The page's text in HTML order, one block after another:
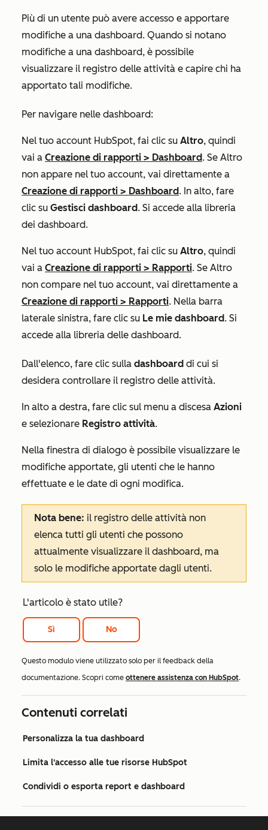
Più di un utente può avere accesso e apportare
modifiche a una dashboard. Quando si notano
modifiche a una dashboard, è possibile
visualizzare il registro delle attività e capire chi ha
apportato tali modifiche.
Per navigare nelle dashboard:
Nel tuo account HubSpot, fai clic su Altro, quindi
vai a Creazione di rapporti > Dashboard. Se Altro
non appare nel tuo account, vai direttamente a
Creazione di rapporti > Dashboard. In alto, fare
clic su Gestisci dashboard. Si accede alla libreria
dei dashboard.
Nel tuo account HubSpot, fai clic su Altro, quindi
vai a Creazione di rapporti > Rapporti. Se Altro
non compare nel tuo account, vai direttamente a
Creazione di rapporti > Rapporti. Nella barra
laterale sinistra, fare clic su Le mie dashboard. Si
accede alla libreria delle dashboard.
Dall'elenco, fare clic sulla dashboard di cui si
desidera controllare il registro delle attività.
In alto a destra, fare clic sul menu a discesa Azioni
e selezionare Registro attività.
Nella finestra di dialogo è possibile visualizzare le
modifiche apportate, gli utenti che le hanno
effettuate e le date di ogni modifica.
Nota bene: il registro delle attività non
elenca tutti gli utenti che possono
attualmente visualizzare il dashboard, ma
solo le modifiche apportate dagli utenti.
L'articolo è stato utile?
Sì No
Questo modulo viene utilizzato solo per il feedback della
documentazione. Scopri come ottenere assistenza con HubSpot.
Contenuti correlati
Personalizza la tua dashboard
Limita l'accesso alle tue risorse HubSpot
Condividi o esporta report e dashboard